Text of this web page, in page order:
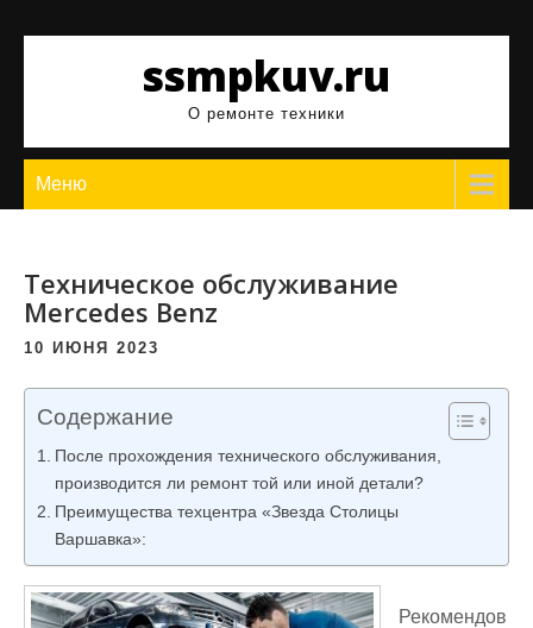
ssmpkuv.ru
О ремонте техники
Меню
Техническое обслуживание
Mercedes Benz
10 ИЮНЯ 2023
Содержание
После прохождения технического обслуживания,
производится ли ремонт той или иной детали?
Преимущества техцентра «Звезда Столицы
Варшавка»:
Рекомендов